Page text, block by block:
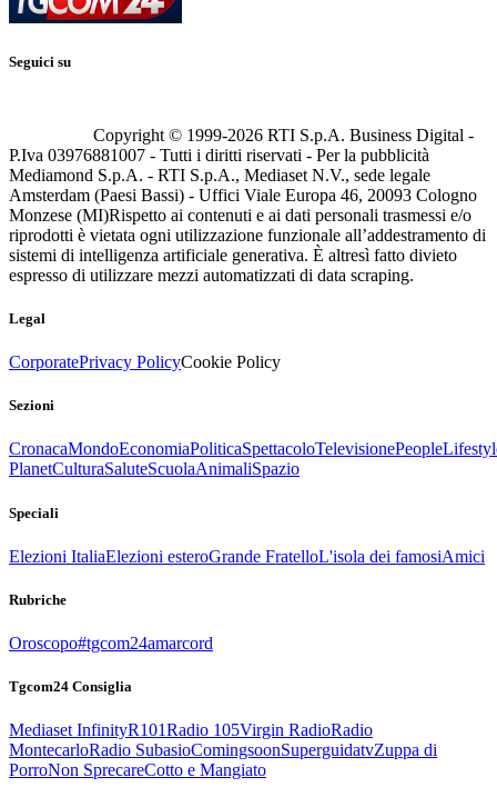
Seguici su
Copyright © 1999-2026 RTI S.p.A. Business Digital -
P.Iva 03976881007 - Tutti i diritti riservati - Per la pubblicità
Mediamond S.p.A. - RTI S.p.A., Mediaset N.V., sede legale
Amsterdam (Paesi Bassi) - Uffici Viale Europa 46, 20093 Cologno
Monzese (MI)Rispetto ai contenuti e ai dati personali trasmessi e/o
riprodotti è vietata ogni utilizzazione funzionale all’addestramento di
sistemi di intelligenza artificiale generativa. È altresì fatto divieto
espresso di utilizzare mezzi automatizzati di data scraping.
Legal
CorporatePrivacy PolicyCookie Policy
Sezioni
CronacaMondoEconomiaPoliticaSpettacoloTelevisionePeople
PlanetCulturaSaluteScuolaAnimaliSpazio
Speciali
Elezioni ItaliaElezioni esteroGrande FratelloL'isola dei famosiAmici
Rubriche
Oroscopo#tgcom24amarcord
Tgcom24 Consiglia
Mediaset InfinityR101Radio 105Virgin RadioRadio
MontecarloRadio SubasioComingsoonSuperguidatvZuppa di
PorroNon SprecareCotto e Mangiato